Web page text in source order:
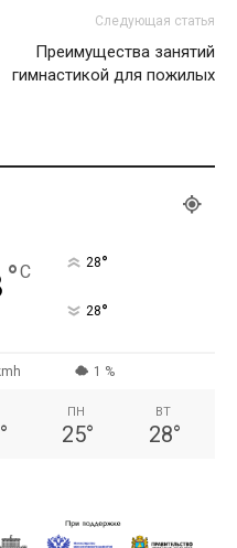
Следующая статья
Преимущества занятий
гимнастикой для пожилых
°C 28°
28°
1 %
°
ПН
25°
ВТ
28°